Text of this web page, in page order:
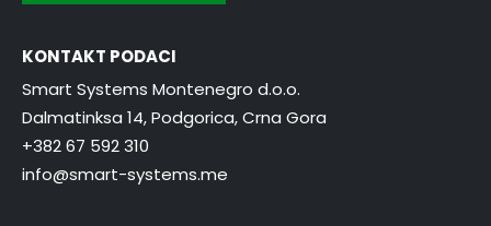
KONTAKT PODACI
Smart Systems Montenegro d.o.o.
Dalmatinksa 14, Podgorica, Crna Gora
+382 67 592 310
info@smart-systems.me